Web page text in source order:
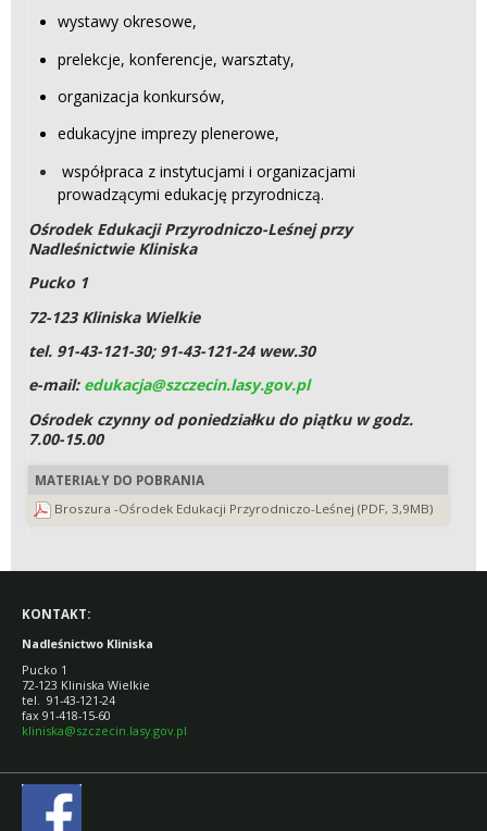
wystawy okresowe,
prelekcje, konferencje, warsztaty,
organizacja konkursów,
edukacyjne imprezy plenerowe,
współpraca z instytucjami i organizacjami
prowadzącymi edukację przyrodniczą.
Ośrodek Edukacji Przyrodniczo-Leśnej przy
Nadleśnictwie Kliniska
Pucko 1
72-123 Kliniska Wielkie
tel. 91-43-121-30; 91-43-121-24 wew.30
e-mail: edukacja@szczecin.lasy.gov.pl
Ośrodek czynny od poniedziałku do piątku w godz.
7.00-15.00
MATERIAŁY DO POBRANIA
Broszura -Ośrodek Edukacji Przyrodniczo-Leśnej (PDF, 3,9MB)
KONTAKT:
Nadleśnictwo Kliniska
Pucko 1
72-123 Kliniska Wielkie
tel. 91-43-121-24
fax 91-418-15-60
kliniska@szczecin.lasy.gov.pl